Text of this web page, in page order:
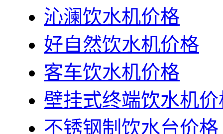
沁澜饮水机价格
好自然饮水机价格
客车饮水机价格
壁挂式终端饮水机价
不锈钢制饮水台价格